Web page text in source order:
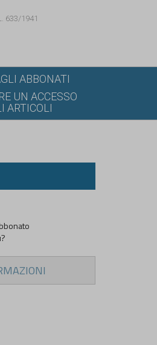
633/1941
ABBONATI
UN ACCESSO
ARTICOLI